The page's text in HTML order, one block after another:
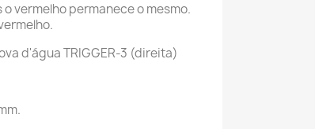
vermelho permanece o mesmo.
d'água TRIGGER-3 (direita)